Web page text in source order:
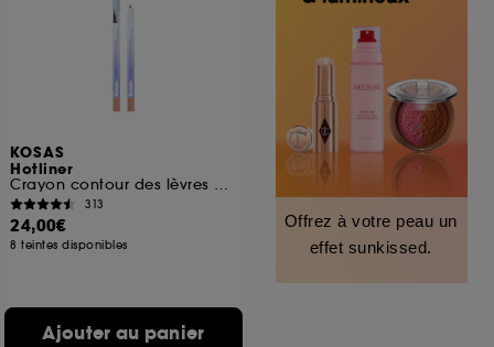
KOSAS
Hotliner
Crayon contour des lèvres à l'acide hyaluronique
313
24,00€
8 teintes disponibles
Ajouter au panier
Offrez à votre peau un
effet sunkissed.